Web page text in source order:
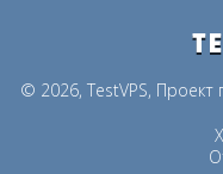
© 2026, TestVPS, Проект